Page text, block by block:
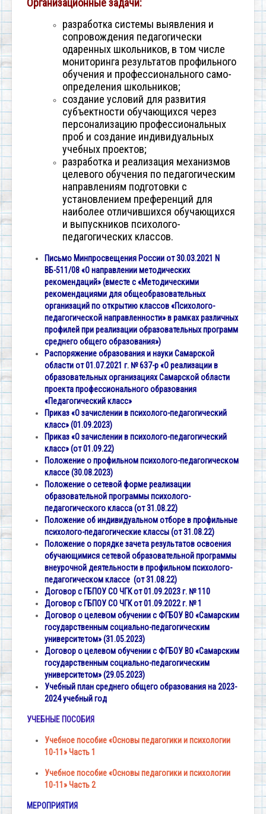
Организационные задачи:
разработка системы выявления и
сопровождения педагогически
одаренных школьников, в том числе
мониторинга результатов профильного
обучения и профессионального само-
определения школьников;
создание условий для развития
субъектности обучающихся через
персонализацию профессиональных
проб и создание индивидуальных
учебных проектов;
разработка и реализация механизмов
целевого обучения по педагогическим
направлениям подготовки с
установлением преференций для
наиболее отличившихся обучающихся
и выпускников психолого-
педагогических классов.
Письмо Минпросвещения России от 30.03.2021 N
ВБ-511/08 «О направлении методических
рекомендаций» (вместе с «Методическими
рекомендациями для общеобразовательных
организаций по открытию классов «Психолого-
педагогической направленности» в рамках различных
профилей при реализации образовательных программ
среднего общего образования»)
Распоряжение образования и науки Самарской
области от 01.07.2021 г. № 637-р «О реализации в
образовательных организациях Самарской области
проекта профессионального образования
«Педагогический класс»
Приказ «О зачислении в психолого-педагогический
класс» (01.09.2023)
Приказ «О зачислении в психолого-педагогический
класс» (от 01.09.22)
Положение о профильном психолого-педагогическом
классе (30.08.2023)
Положение о сетевой форме реализации
образовательной программы психолого-
педагогического класса (от 31.08.22)
Положение об индивидуальном отборе в профильные
психолого-педагогические классы (от 31.08.22)
Положение о порядке зачета результатов освоения
обучающимися сетевой образовательной программы
внеурочной деятельности в профильном психолого-
педагогическом классе (от 31.08.22)
Договор с ГБПОУ СО ЧГК от 01.09.2023 г. № 110
Договор с ГБПОУ СО ЧГК от 01.09.2022 г. № 1
Договор о целевом обучении с ФГБОУ ВО «Самарским
государственным социально-педагогическим
университетом» (31.05.2023)
Договор о целевом обучении с ФГБОУ ВО «Самарским
государственным социально-педагогическим
университетом» (29.05.2023)
Учебный план среднего общего образования на 2023-
2024 учебный год
УЧЕБНЫЕ ПОСОБИЯ
Учебное пособие «Основы педагогики и психологии
10-11» Часть 1
Учебное пособие «Основы педагогики и психологии
10-11» Часть 2
МЕРОПРИЯТИЯ